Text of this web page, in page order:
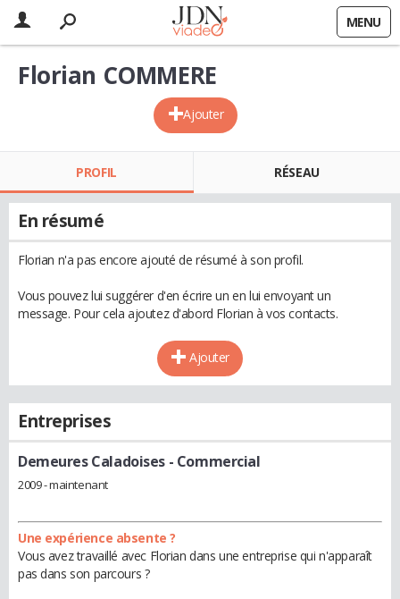
MENU
Ajouter
Florian COMMERE
PROFIL RÉSEAU
En résumé
Florian n'a pas encore ajouté de résumé à son profil.
Vous pouvez lui suggérer d'en écrire un en lui envoyant un
message. Pour cela ajoutez d'abord Florian à vos contacts.
Ajouter
Entreprises
Demeures Caladoises - Commercial
2009 - maintenant
Une expérience absente ?
Vous avez travaillé avec Florian dans une entreprise qui n'apparaît
pas dans son parcours ?